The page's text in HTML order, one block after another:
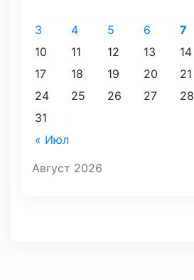
Август 2026
« Июл
3
4 5 6 7
10
11 12 13 14
17
18 19 20 21
24
25 26 27 28
31